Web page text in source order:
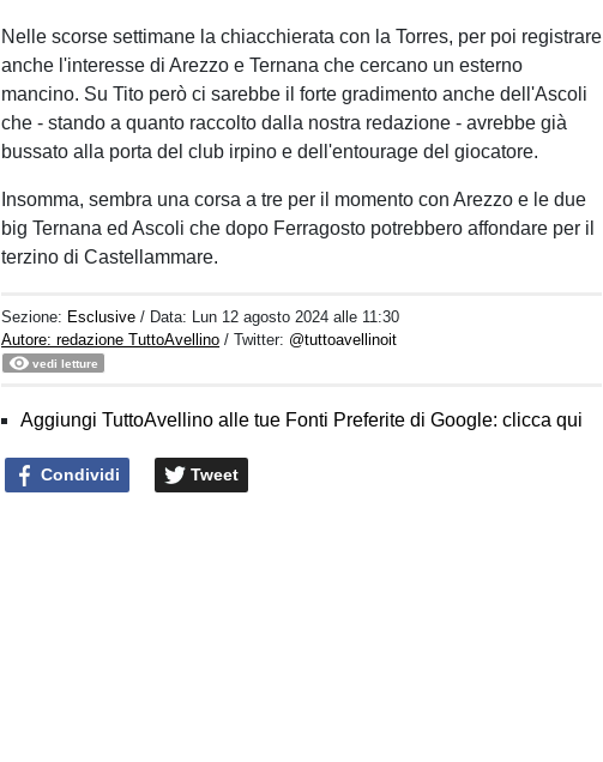
Nelle scorse settimane la chiacchierata con la Torres, per poi registrare
anche l'interesse di Arezzo e Ternana che cercano un esterno
mancino. Su Tito però ci sarebbe il forte gradimento anche dell'Ascoli
che - stando a quanto raccolto dalla nostra redazione - avrebbe già
bussato alla porta del club irpino e dell'entourage del giocatore.
Insomma, sembra una corsa a tre per il momento con Arezzo e le due
big Ternana ed Ascoli che dopo Ferragosto potrebbero affondare per il
terzino di Castellammare.
Sezione: Esclusive / Data: Lun 12 agosto 2024 alle 11:30
Autore: redazione TuttoAvellino / Twitter: @tuttoavellinoit
vedi letture
Aggiungi TuttoAvellino alle tue Fonti Preferite di Google: clicca qui
Condividi Tweet